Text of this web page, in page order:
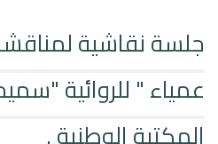
جلسة نقاشية
عمياء " للروائية